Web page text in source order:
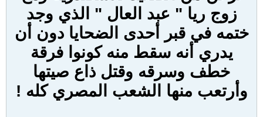
زوج ريا " عبد العال " الذي وجد
ختمه في قبر أحدى الضحايا دون أن
يدري أنه سقط منه كونوا فرقة
خطف وسرقه وقتل ذاع صيتها
وأرتعب منها الشعب المصري كله !